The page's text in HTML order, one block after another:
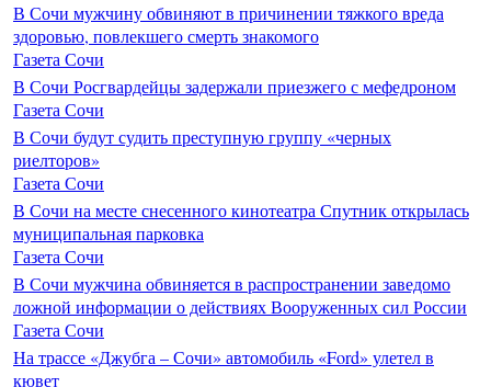
В Сочи мужчину обвиняют в причинении тяжкого вреда
здоровью, повлекшего смерть знакомого
Газета Сочи
В Сочи Росгвардейцы задержали приезжего с мефедроном
Газета Сочи
В Сочи будут судить преступную группу «черных
риелторов»
Газета Сочи
В Сочи на месте снесенного кинотеатра Спутник открылась
муниципальная парковка
Газета Сочи
В Сочи мужчина обвиняется в распространении заведомо
ложной информации о действиях Вооруженных сил России
Газета Сочи
На трассе «Джубга – Сочи» автомобиль «Ford» улетел в
кювет